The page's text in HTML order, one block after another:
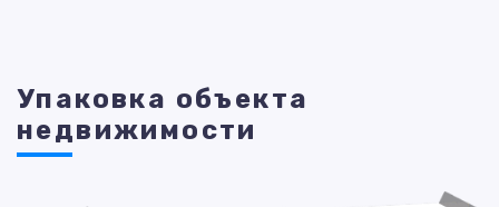
Упаковка объекта
недвижимости